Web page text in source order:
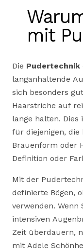
mit
Die Pudertechnik
langanhaltende
sich besonders
Haarstriche auf
lange halten. Dies
für diejenigen, die
Brauenform oder
Definition oder
Mit der
definierte Bögen,
verwenden. Wenn
intensiven
Zeit überdauern,
mit Adele